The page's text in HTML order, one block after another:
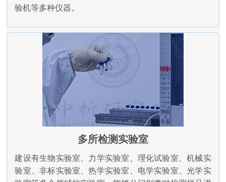
验机等多种仪器。
多所检测实验室
建设有生物实验室、力学实验室、理化试验室、机械实
验室、非标实验室、热学实验室、电学实验室、光学实